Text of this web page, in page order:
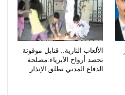
الألعاب النارية.. قنابل موقوتة
تحصد أرواح الأبرياء:مصلحة
الدفاع المدني تطلق الإنذار…